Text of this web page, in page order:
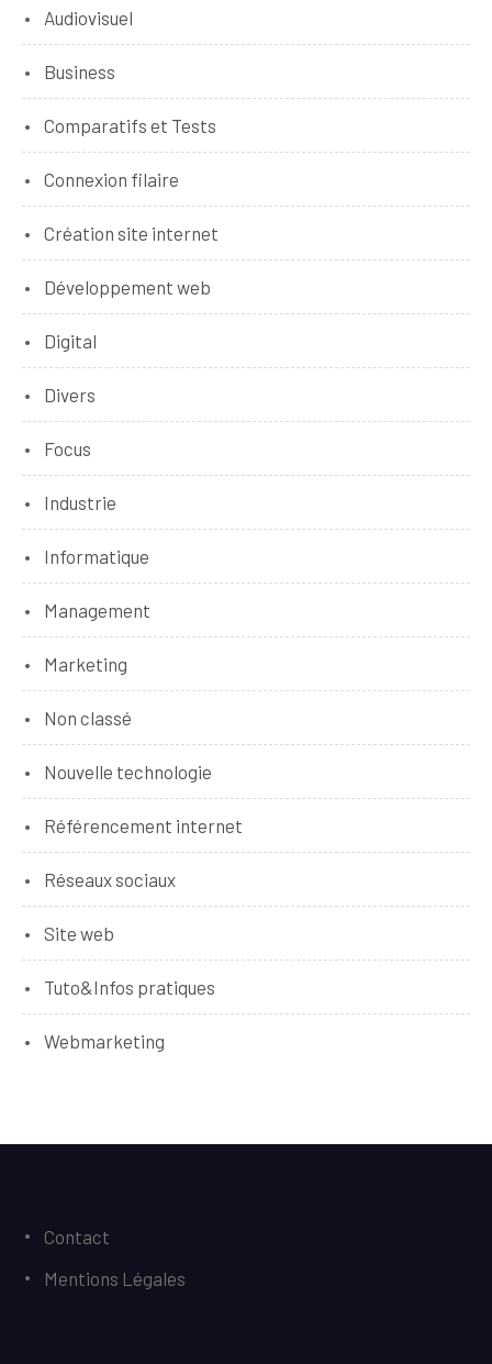
Audiovisuel
Business
Comparatifs et Tests
Connexion filaire
Création site internet
Développement web
Digital
Divers
Focus
Industrie
Informatique
Management
Marketing
Non classé
Nouvelle technologie
Référencement internet
Réseaux sociaux
Site web
Tuto&Infos pratiques
Webmarketing
Contact
Mentions Légales